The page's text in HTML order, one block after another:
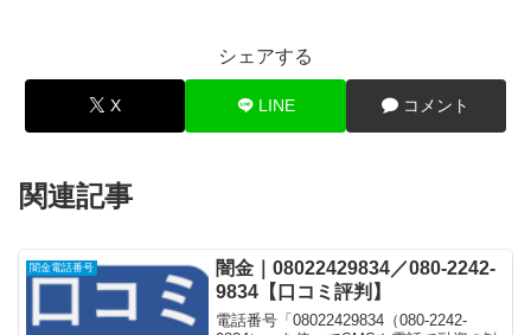
シェアする
X LINE コメント
関連記事
闇金電話番号
闇金｜08022429834／080-2242-
9834【口コミ評判】
電話番号「08022429834（080-2242-